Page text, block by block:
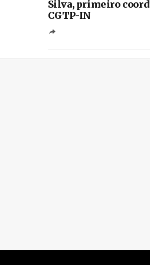
Silva, primeiro
CGTP-IN